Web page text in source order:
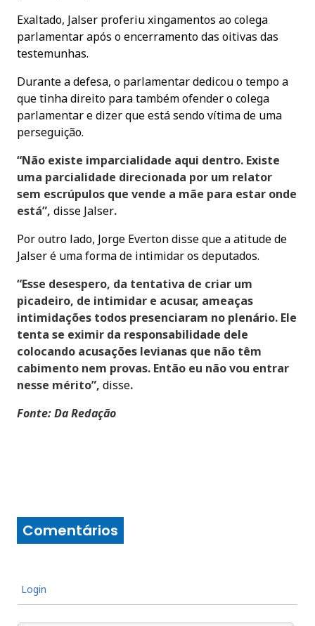
Exaltado, Jalser proferiu xingamentos ao colega
parlamentar após o encerramento das oitivas das
testemunhas.
Durante a defesa, o parlamentar dedicou o tempo a
que tinha direito para também ofender o colega
parlamentar e dizer que está sendo vítima de uma
perseguição.
“Não existe imparcialidade aqui dentro. Existe
uma parcialidade direcionada por um relator
sem escrúpulos que vende a mãe para estar onde
está”, disse Jalser.
Por outro lado, Jorge Everton disse que a atitude de
Jalser é uma forma de intimidar os deputados.
“Esse desespero, da tentativa de criar um
picadeiro, de intimidar e acusar, ameaças
intimidações todos presenciaram no plenário. Ele
tenta se eximir da responsabilidade dele
colocando acusações levianas que não têm
cabimento nem provas. Então eu não vou entrar
nesse mérito”, disse.
Fonte: Da Redação
Comentários
Login